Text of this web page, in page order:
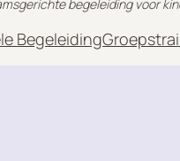
begeleiding voor
Begeleiding